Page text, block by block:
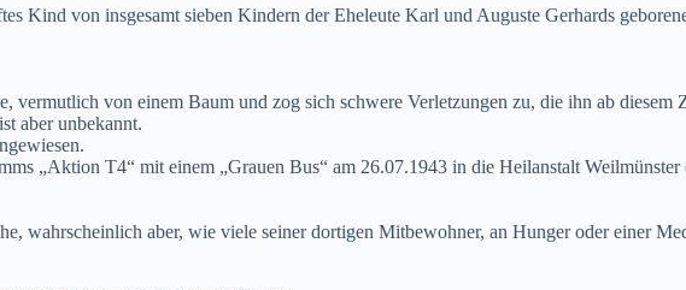
Kind von insgesamt sieben Kindern der Eheleute Karl und Auguste Gerhards
vermutlich von einem Baum und zog sich schwere Verletzungen zu, die ihn ab diesem
aber unbekannt.
„Aktion T4“ mit einem „Grauen Bus“ am 26.07.1943 in die Heilanstalt Weilmünster
wahrscheinlich aber, wie viele seiner dortigen Mitbewohner, an Hunger oder einer